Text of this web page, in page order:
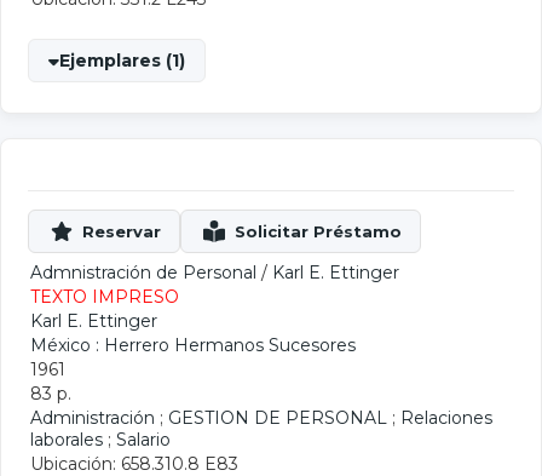
Ejemplares (1)
Admnistración de Personal / Karl E. Ettinger
TEXTO IMPRESO
Karl E. Ettinger
México : Herrero Hermanos Sucesores
1961
83 p.
Administración ; GESTION DE PERSONAL ; Relaciones
laborales ; Salario
Ubicación: 658.310.8 E83